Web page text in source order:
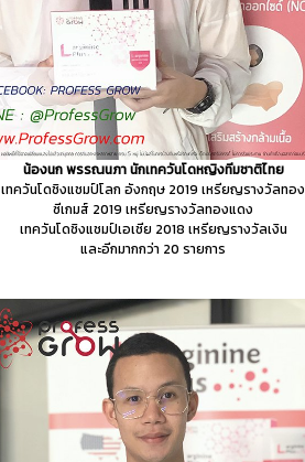
น้องนก พรรณนภา นักเทควันโดหญิงทีมชาติไทย
เทควันโดชิงแชมป์โลก อังกฤษ 2019 เหรียญรางวัลทอง
ซีเกมส์ 2019 เหรียญรางวัลทองแดง
เทควันโดชิงแชมป์เอเชีย 2018 เหรียญรางวัลเงิน
และอีกมากกว่า 20 รายการ